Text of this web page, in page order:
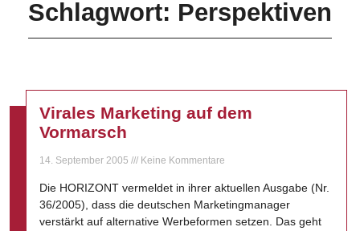
Schlagwort: Perspektiven
Virales Marketing auf dem
Vormarsch
14. September 2005 Keine Kommentare
Die HORIZONT vermeldet in ihrer aktuellen Ausgabe (Nr.
36/2005), dass die deutschen Marketingmanager
verstärkt auf alternative Werbeformen setzen. Das geht